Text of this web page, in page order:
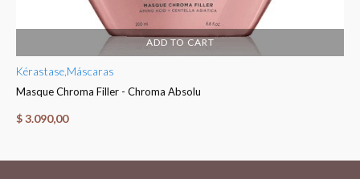
ADD TO CART
Kérastase Máscaras
Masque Chroma Filler - Chroma Absolu
$3.090,00